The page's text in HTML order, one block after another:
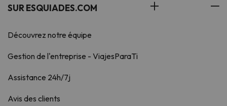
SUR ESQUIADES.COM
Découvrez notre équipe
Gestion de l'entreprise - ViajesParaTi
Assistance 24h/7j
Avis des clients